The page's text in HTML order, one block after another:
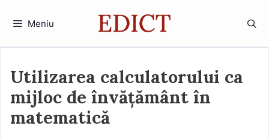
Meniu
Utilizarea calculatorului ca
mijloc de învățământ în
matematică